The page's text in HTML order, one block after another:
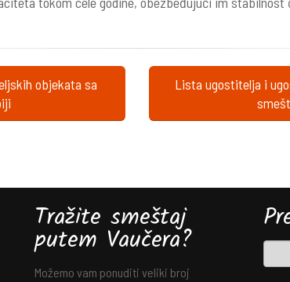
objekata sa
Lista ugostitelja i
Tražite smeštaj
putem Vaučera?
Možemo vam ponuditi veliki broj